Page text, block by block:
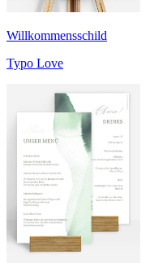
Willkommensschild
Typo Love